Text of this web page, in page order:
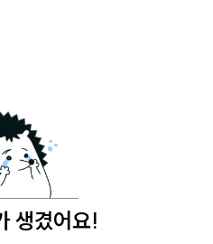
생겼어요!